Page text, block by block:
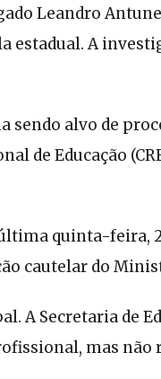
Leandro
estadual. A
sendo alvo de
de Educação
quinta-feira,
cautelar do
A Secretaria de
mas não